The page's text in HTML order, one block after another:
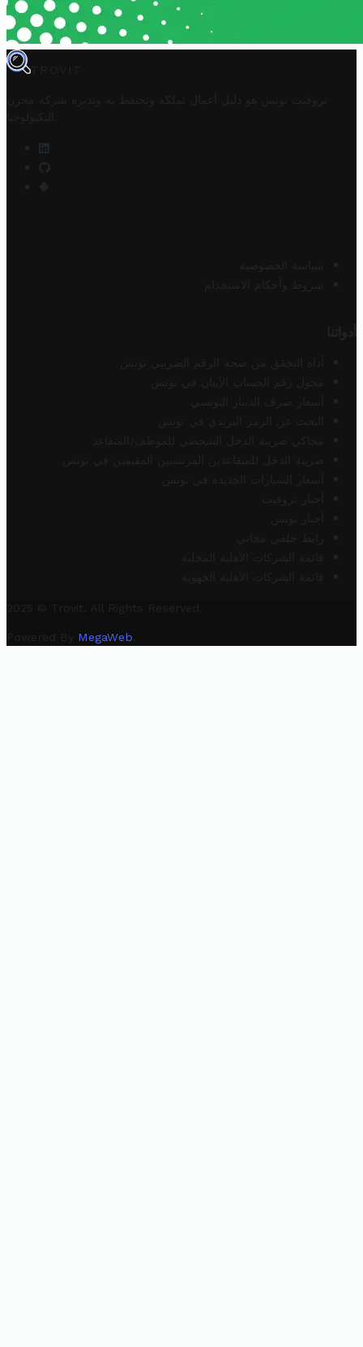
TROVIT
تروفيت تونس هو دليل أعمال تملكه وتحتفظ به وتديره
شركة مخزن
التكنولوجيا
سياسة الخصوصية
شروط وأحكام الاستخدام
أدواتنا
أداة التحقق من صحة الرقم الضريبي تونس
محول رقم الحساب الآيبان في تونس
أسعار صرف الدينار التونسي
البحث عن الرمز البريدي في تونس
محاكي ضريبة الدخل الشخصي للموظف/المتقاعد
ضريبة الدخل للمتقاعدين الفرنسيين المقيمين في تونس
أسعار السيارات الجديدة في تونس
أخبار تروفيت
أخبار تونس
رابط خلفي مجاني
قائمة الشركات الأهلية المحلية
قائمة الشركات الأهلية الجهوية
2025 © Trovit. All Rights Reserved.
Powered By MegaWeb